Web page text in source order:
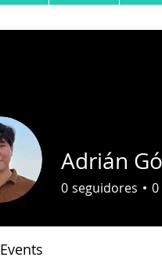
Adrián
0 seguidores 0
Events